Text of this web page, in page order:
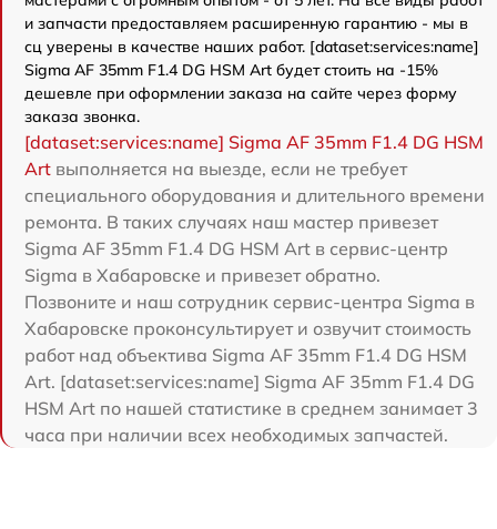
и запчасти предоставляем расширенную гарантию - мы в
сц уверены в качестве наших работ. [dataset:services:name]
Sigma AF 35mm F1.4 DG HSM Art будет стоить на -15%
дешевле при оформлении заказа на сайте через форму
заказа звонка.
[dataset:services:name] Sigma AF 35mm F1.4 DG HSM
Art выполняется на выезде, если не требует
специального оборудования и длительного времени
ремонта. В таких случаях наш мастер привезет
Sigma AF 35mm F1.4 DG HSM Art в сервис-центр
Sigma в Хабаровске и привезет обратно.
Позвоните и наш сотрудник сервис-центра Sigma в
Хабаровске проконсультирует и озвучит стоимость
работ над объектива Sigma AF 35mm F1.4 DG HSM
Art. [dataset:services:name] Sigma AF 35mm F1.4 DG
HSM Art по нашей статистике в среднем занимает 3
часа при наличии всех необходимых запчастей.